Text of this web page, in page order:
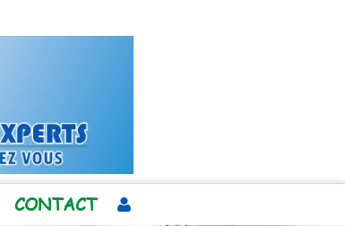
CONTACT